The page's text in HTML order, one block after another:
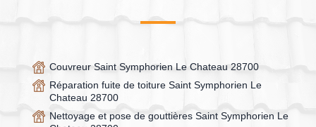
Couvreur Saint Symphorien Le Chateau 28700
Réparation fuite de toiture Saint Symphorien Le
Chateau 28700
Nettoyage et pose de gouttières Saint Symphorien Le